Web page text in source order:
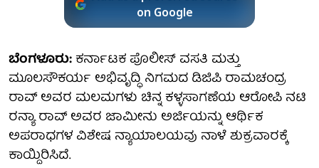
on Google
ಬೆಂಗಳೂರು:ಕರ್ನಾಟಕ ಪೊಲೀಸ್ ವಸತಿ ಮತ್ತು
ಮೂಲಸೌಕರ್ಯ ಅಭಿವೃದ್ಧಿ ನಿಗಮದ ಡಿಜಿಪಿ ರಾಮಚಂದ್ರ
ರಾವ್ ಅವರ ಮಲಮಗಳು ಚಿನ್ನ ಕಳ್ಳಸಾಗಣೆಯ ಆರೋಪಿ ನಟಿ
ರನ್ಯಾ ರಾವ್ ಅವರ ಜಾಮೀನು ಅರ್ಜಿಯನ್ನು ಆರ್ಥಿಕ
ಅಪರಾಧಗಳ ವಿಶೇಷ ನ್ಯಾಯಾಲಯವು ನಾಳೆ ಶುಕ್ರವಾರಕ್ಕೆ
ಕಾಯ್ದಿರಿಸಿದೆ.